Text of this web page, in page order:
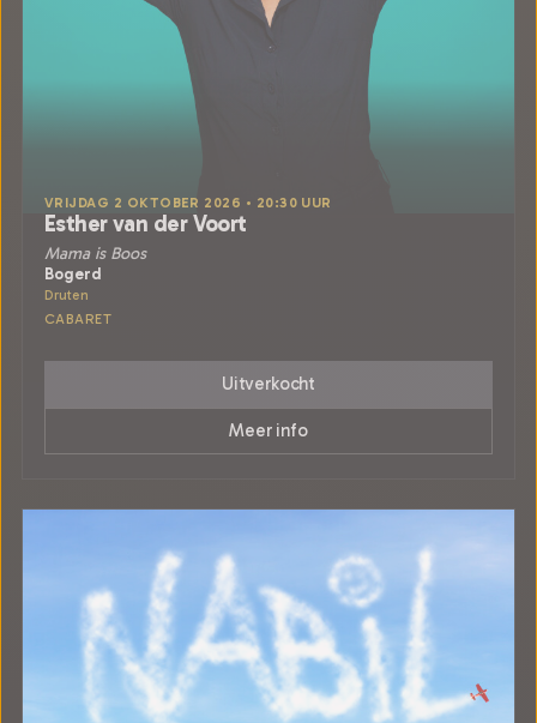
VRIJDAG 2 OKTOBER 2026 • 20:30 UUR
Esther van der Voort
Mama is Boos
Bogerd
Druten
CABARET
Uitverkocht
Meer info